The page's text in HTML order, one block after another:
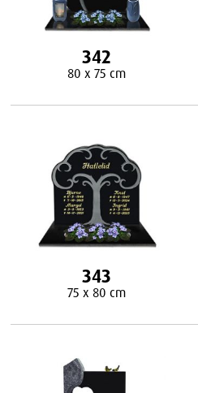
342
80 x 75 cm
343
75 x 80 cm